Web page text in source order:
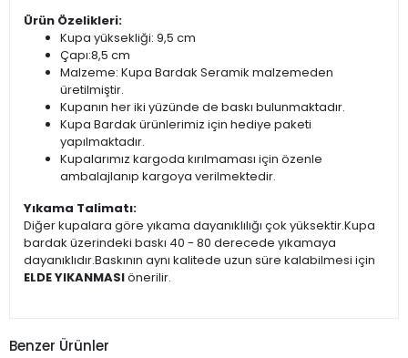
Ürün Özelikleri:
Kupa yüksekliği: 9,5 cm
Çapı:8,5 cm
Malzeme: Kupa Bardak Seramik malzemeden
üretilmiştir.
Kupanın her iki yüzünde de baskı bulunmaktadır.
Kupa Bardak ürünlerimiz için hediye paketi
yapılmaktadır.
Kupalarımız kargoda kırılmaması için özenle
ambalajlanıp kargoya verilmektedir.
Yıkama Talimatı:
Diğer kupalara göre yıkama dayanıklılığı çok yüksektir.Kupa
bardak üzerindeki baskı 40 - 80 derecede yıkamaya
dayanıklıdır.Baskının aynı kalitede uzun süre kalabilmesi için
ELDE YIKANMASIönerilir.
Benzer Ürünler